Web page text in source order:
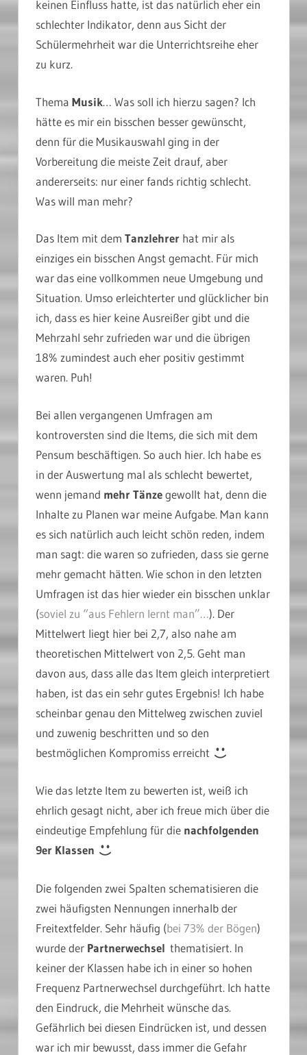
keinen Einfluss hatte, ist das natürlich eher ein
schlechter Indikator, denn aus Sicht der
Schülermehrheit war die Unterrichtsreihe eher
zu kurz.
Thema Musik… Was soll ich hierzu sagen? Ich
hätte es mir ein bisschen besser gewünscht,
denn für die Musikauswahl ging in der
Vorbereitung die meiste Zeit drauf, aber
andererseits: nur einer fands richtig schlecht.
Was will man mehr?
Das Item mit dem Tanzlehrer hat mir als
einziges ein bisschen Angst gemacht. Für mich
war das eine vollkommen neue Umgebung und
Situation. Umso erleichterter und glücklicher bin
ich, dass es hier keine Ausreißer gibt und die
Mehrzahl sehr zufrieden war und die übrigen
18% zumindest auch eher positiv gestimmt
waren. Puh!
Bei allen vergangenen Umfragen am
kontroversten sind die Items, die sich mit dem
Pensum beschäftigen. So auch hier. Ich habe es
in der Auswertung mal als schlecht bewertet,
wenn jemand mehr Tänzegewollt hat, denn die
Inhalte zu Planen war meine Aufgabe. Man kann
es sich natürlich auch leicht schön reden, indem
man sagt: die waren so zufrieden, dass sie gerne
mehr gemacht hätten. Wie schon in den letzten
Umfragen ist das hier wieder ein bisschen unklar
(soviel zu “aus Fehlern lernt man”…). Der
Mittelwert liegt hier bei 2,7, also nahe am
theoretischen Mittelwert von 2,5. Geht man
davon aus, dass alle das Item gleich interpretiert
haben, ist das ein sehr gutes Ergebnis! Ich habe
scheinbar genau den Mittelweg zwischen zuviel
und zuwenig beschritten und so den
bestmöglichen Kompromiss erreicht
Wie das letzte Item zu bewerten ist, weiß ich
ehrlich gesagt nicht, aber ich freue mich über die
eindeutige Empfehlung für die nachfolgenden
9er Klassen
Die folgenden zwei Spalten schematisieren die
zwei häufigsten Nennungen innerhalb der
Freitextfelder. Sehr häufig (bei 73% der Bögen)
wurde der Partnerwechsel thematisiert. In
keiner der Klassen habe ich in einer so hohen
Frequenz Partnerwechsel durchgeführt. Ich hatte
den Eindruck, die Mehrheit wünsche das.
Gefährlich bei diesen Eindrücken ist, und dessen
war ich mir bewusst, dass immer die Gefahr